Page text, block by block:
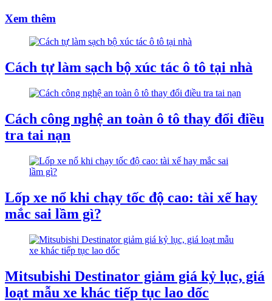
Xem thêm
Cách tự làm sạch bộ xúc tác ô tô tại nhà
Cách công nghệ an toàn ô tô thay đổi điều
tra tai nạn
Lốp xe nổ khi chạy tốc độ cao: tài xế hay
mắc sai lầm gì?
Mitsubishi Destinator giảm giá kỷ lục, giá
loạt mẫu xe khác tiếp tục lao dốc